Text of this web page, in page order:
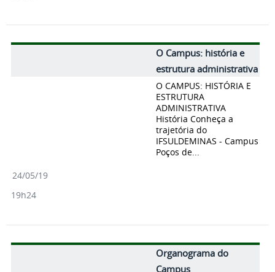
O Campus: história e
estrutura administrativa
O CAMPUS: HISTÓRIA E
ESTRUTURA
ADMINISTRATIVA
História Conheça a
trajetória do
IFSULDEMINAS - Campus
Poços de...
24/05/19
19h24
Organograma do
Campus